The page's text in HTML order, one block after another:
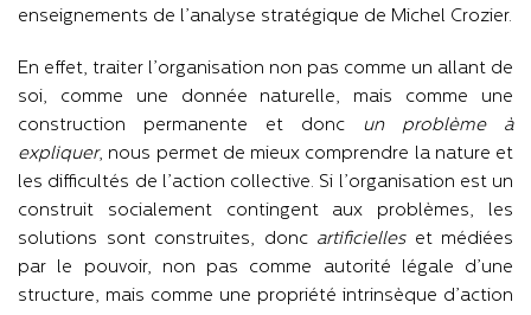
enseignements de l’analyse stratégique de Michel Crozier.
En effet, traiter l’organisation non pas comme un allant de
soi, comme une donnée naturelle, mais comme une
construction permanente et donc un problème à
expliquer, nous permet de mieux comprendre la nature et
les difficultés de l’action collective. Si l’organisation est un
construit socialement contingent aux problèmes, les
solutions sont construites, donc artificielleset médiées
par le pouvoir, non pas comme autorité légale d’une
structure, mais comme une propriété intrinsèque d’action